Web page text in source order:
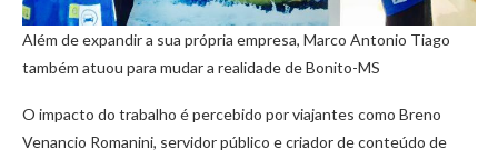
Além de expandir a sua própria empresa, Marco Antonio Tiago
também atuou para mudar a realidade de Bonito-MS
O impacto do trabalho é percebido por viajantes como Breno
Venancio Romanini, servidor público e criador de conteúdo de